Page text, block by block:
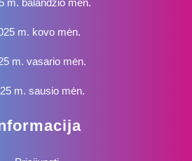
m. balandžio mėn.
m. kovo mėn.
m. vasario mėn.
m. sausio mėn.